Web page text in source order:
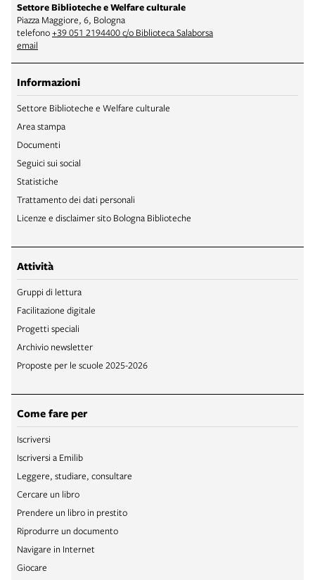
Settore Biblioteche e Welfare culturale
Piazza Maggiore, 6, Bologna
telefono+39 051 2194400 c/o Biblioteca Salaborsa
email
Informazioni
Settore Biblioteche e Welfare culturale
Area stampa
Documenti
Seguici sui social
Statistiche
Trattamento dei dati personali
Licenze e disclaimer sito Bologna Biblioteche
Attività
Gruppi di lettura
Facilitazione digitale
Progetti speciali
Archivio newsletter
Proposte per le scuole 2025-2026
Come fare per
Iscriversi
Iscriversi a Emilib
Leggere, studiare, consultare
Cercare un libro
Prendere un libro in prestito
Riprodurre un documento
Navigare in Internet
Giocare